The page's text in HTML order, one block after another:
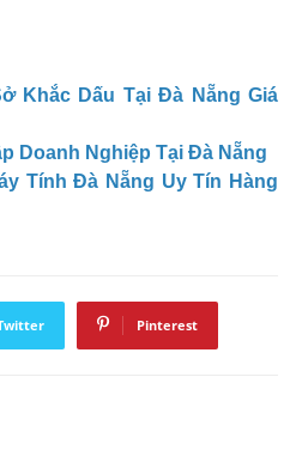
Khắc Dấu Tại Đà Nẵng Giá
Doanh Nghiệp Tại Đà Nẵng
Tính Đà Nẵng Uy Tín Hàng
Pinterest